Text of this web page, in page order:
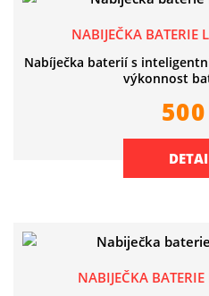
NABIJEČKA
Nabíječka baterií s
výkonnost
500
NABIJEČKA